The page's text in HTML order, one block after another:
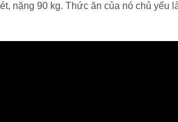
nặng 90 kg. Thức ăn của nó chủ yếu